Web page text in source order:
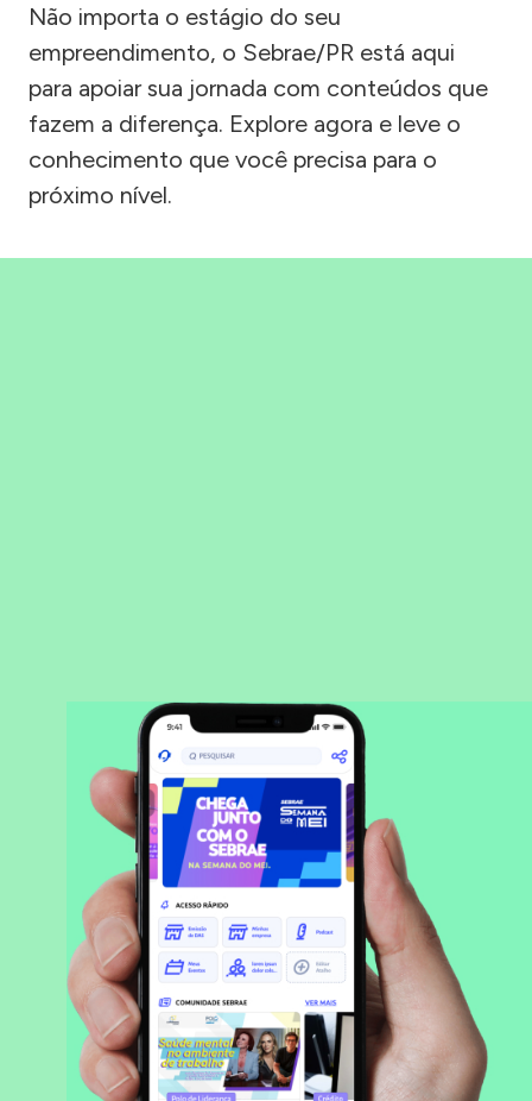
Não importa o estágio do seu
empreendimento, o Sebrae/PR está aqui
para apoiar sua jornada com conteúdos que
fazem a diferença. Explore agora e leve o
conhecimento que você precisa para o
próximo nível.